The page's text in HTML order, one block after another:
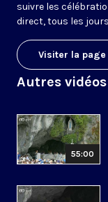
suivre les
direct, tous les
Visiter la
Autres
55:00